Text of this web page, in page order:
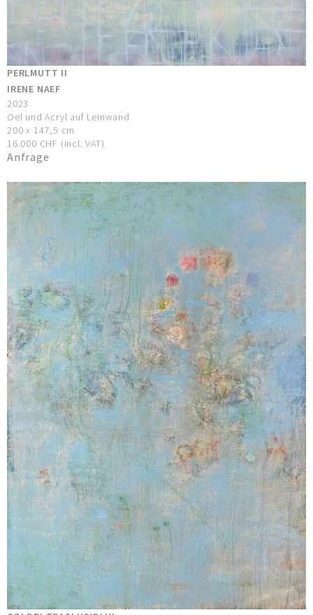
PERLMUTT II
IRENE NAEF
2023
Oel und Acryl auf Leinwand
200 x 147,5 cm
16.000 CHF (incl. VAT)
Anfrage